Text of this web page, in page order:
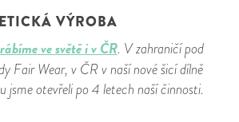
ETICKÁ VÝROBA
ve světě i v ČR. V zahraničí pod
Fair Wear, v ČR v naší nové šicí dílně
jsme otevřeli po 4 letech naší činnosti.